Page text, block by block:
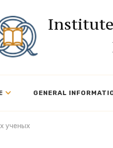
GENERAL
ученых